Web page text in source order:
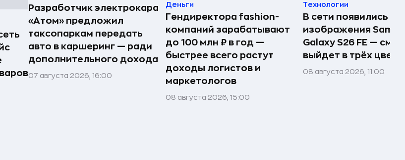
Разработчик электрокара
«Атом» предложил
таксопаркам передать
авто в каршеринг — ради
дополнительного дохода
07 августа 2026, 16:00
Деньги
Гендиректора fashion-
компаний зарабатывают
до 100 млн ₽ в год —
быстрее всего растут
доходы логистов и
маркетологов
08 августа 2026, 15:00
Технологии
В сети появились
изображения
Galaxy S26 FE —
выйдет в трёх
08 августа 2026, 11:00